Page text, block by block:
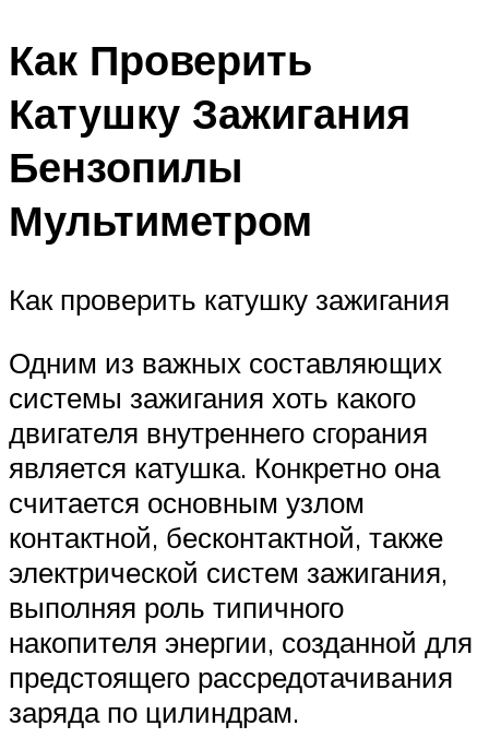
Как Проверить
Катушку Зажигания
Бензопилы
Мультиметром
Как проверить катушку зажигания
Одним из важных составляющих
системы зажигания хоть какого
двигателя внутреннего сгорания
является катушка. Конкретно она
считается основным узлом
контактной, бесконтактной, также
электрической систем зажигания,
выполняя роль типичного
накопителя энергии, созданной для
предстоящего рассредотачивания
заряда по цилиндрам.